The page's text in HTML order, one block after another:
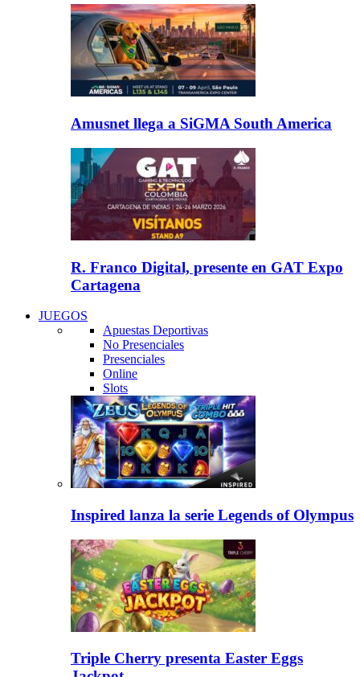
Amusnet llega a SiGMA South America
R. Franco Digital, presente en GAT Expo
Cartagena
JUEGOS
Apuestas Deportivas
No Presenciales
Presenciales
Online
Slots
Inspired lanza la serie Legends of Olympus
Triple Cherry presenta Easter Eggs